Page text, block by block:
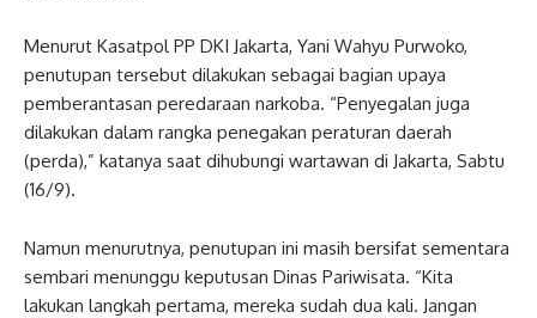
Menurut Kasatpol PP DKI Jakarta, Yani Wahyu Purwoko,
penutupan tersebut dilakukan sebagai bagian upaya
pemberantasan peredaraan narkoba. “Penyegalan juga
dilakukan dalam rangka penegakan peraturan daerah
(perda),” katanya saat dihubungi wartawan di Jakarta, Sabtu
(16/9).
Namun menurutnya, penutupan ini masih bersifat sementara
sembari menunggu keputusan Dinas Pariwisata. “Kita
lakukan langkah pertama, mereka sudah dua kali. Jangan